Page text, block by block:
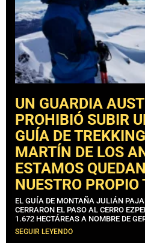
UN GUARDIA
PROHIBIÓ SUBIR
GUÍA DE
MARTÍN DE LOS
ESTAMOS
NUESTRO PROPIO
EL GUÍA DE MONTAÑA JULIÁN
CERRARON EL PASO AL CERRO
1.672 HECTÁREAS A NOMBRE DE
SEGUIR LEYENDO